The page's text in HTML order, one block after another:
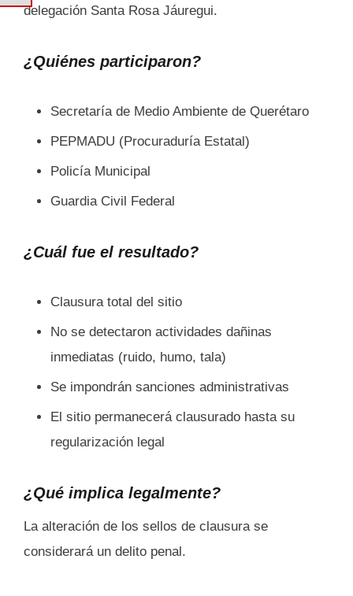
delegación Santa Rosa Jáuregui.
¿Quiénes participaron?
Secretaría de Medio Ambiente de Querétaro
PEPMADU (Procuraduría Estatal)
Policía Municipal
Guardia Civil Federal
¿Cuál fue el resultado?
Clausura total del sitio
No se detectaron actividades dañinas
inmediatas (ruido, humo, tala)
Se impondrán sanciones administrativas
El sitio permanecerá clausurado hasta su
regularización legal
¿Qué implica legalmente?
La alteración de los sellos de clausura se
considerará un delito penal.